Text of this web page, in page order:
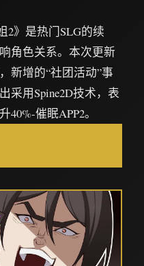
2》是热门SLG的续
角色关系。本次更新
新增的“社团活动”事
采用Spine2D技术，表
催眠APP2。